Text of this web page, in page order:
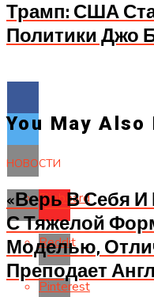
Трамп: США
Политики Джо
Flipboard
Reddit
Pinterest
You May Also
НОВОСТИ
«Верь В Себя И
С Тяжелой
Моделью,
Преподает